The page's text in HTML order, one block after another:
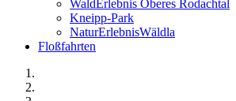
WaldErlebnis Oberes Rodachtal
Kneipp-Park
NaturErlebnisWäldla
Floßfahrten